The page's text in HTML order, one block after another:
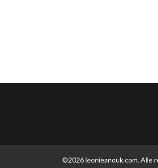
©2026 leonieanouk.com. Alle